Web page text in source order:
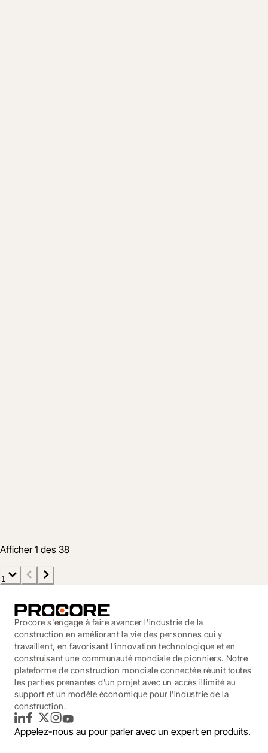
Afficher 1 des 38
1
Procore s'engage à faire avancer l'industrie de la
construction en améliorant la vie des personnes qui y
travaillent, en favorisant l'innovation technologique et en
construisant une communauté mondiale de pionniers. Notre
plateforme de construction mondiale connectée réunit toutes
les parties prenantes d'un projet avec un accès illimité au
support et un modèle économique pour l'industrie de la
construction.
LinkedInFacebook
TwitterInstagram
YouTube
Appelez-nous au pour parler avec un expert en produits.